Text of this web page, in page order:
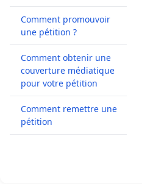
Comment promouvoir
une pétition ?
Comment obtenir une
couverture médiatique
pour votre pétition
Comment remettre une
pétition